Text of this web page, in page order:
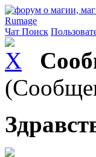
Rumage
Чат Поиск